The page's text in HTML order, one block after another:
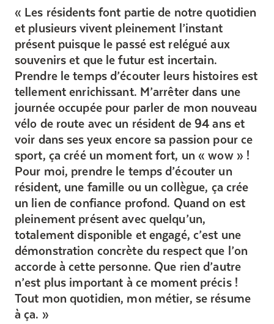
Les résidents font partie de notre quotidien
et plusieurs vivent pleinement l’instant
présent puisque le passé est relégué aux
souvenirs et que le futur est incertain.
Prendre le temps d’écouter leurs histoires est
tellement enrichissant. M’arrêter dans une
journée occupée pour parler de mon nouveau
vélo de route avec un résident de 94 ans et
voir dans ses yeux encore sa passion pour ce
sport, ça créé un moment fort, un « wow » !
Pour moi, prendre le temps d’écouter un
résident, une famille ou un collègue, ça crée
un lien de confiance profond. Quand on est
pleinement présent avec quelqu’un,
totalement disponible et engagé, c’est une
démonstration concrète du respect que l’on
accorde à cette personne. Que rien d’autre
n’est plus important à ce moment précis !
Tout mon quotidien, mon métier, se résume
à ça.